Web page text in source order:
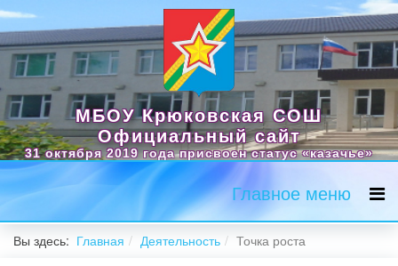
МБОУ Крюковская СОШ
Официальный сайт
31 октября 2019 года присвоен статус «казачье»
Главное меню
Вы здесь: Главная Деятельность Точка роста